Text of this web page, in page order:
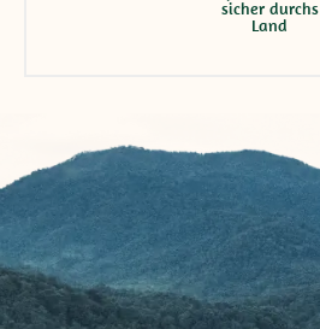
sicher durchs
Land